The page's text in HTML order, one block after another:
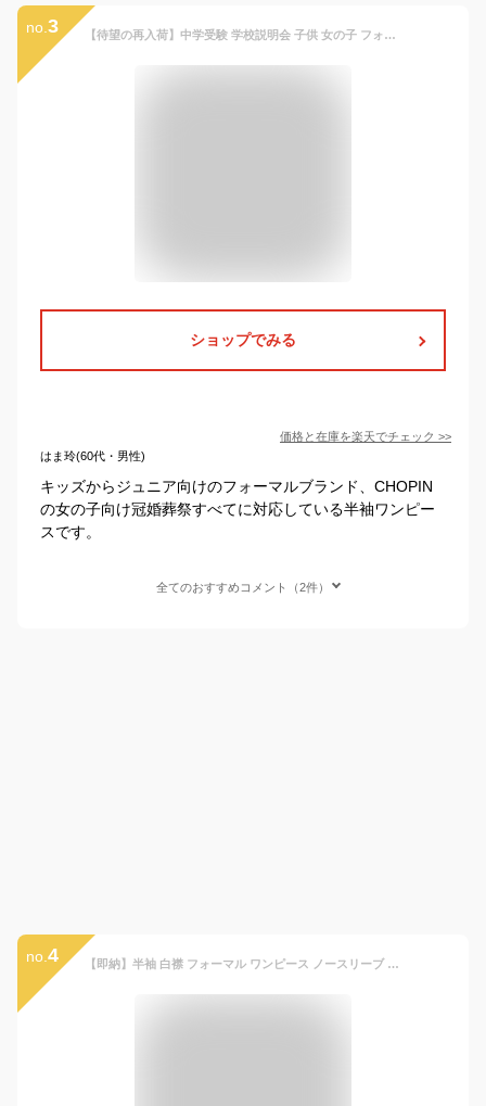
no. 3 【待望の再入荷】中学受験 学校説明会 子供 女の子 フォーマル ワンピース 中学生 ジュニア喪服 子供 半袖 ピンタック シャツワンピース 140 150 160cm(8836-2506) CHOPIN/ショパン[通塾 ジュニア 夏 法事 葬式 結婚式 黒 紺 ブラックネイビー 制服] 中学生 喪服 子供 通学
ショップでみる
価格と在庫を楽天でチェック >>
はま玲(60代・男性)
キッズからジュニア向けのフォーマルブランド、CHOPIN
の女の子向け冠婚葬祭すべてに対応している半袖ワンピー
スです。
全てのおすすめコメント（2件）
no. 4 【即納】半袖 白襟 フォーマル ワンピース ノースリーブ リボン キッズ 子供服 ポケット付き ノ女の子 長袖 こども服 子ども服 無地 プチプラ 春 夏 礼服 喪服 法事 100cm 110cm 120cm 130cm 140cm 通園 通学 プレゼント ブラック ハロウィン コスプレ